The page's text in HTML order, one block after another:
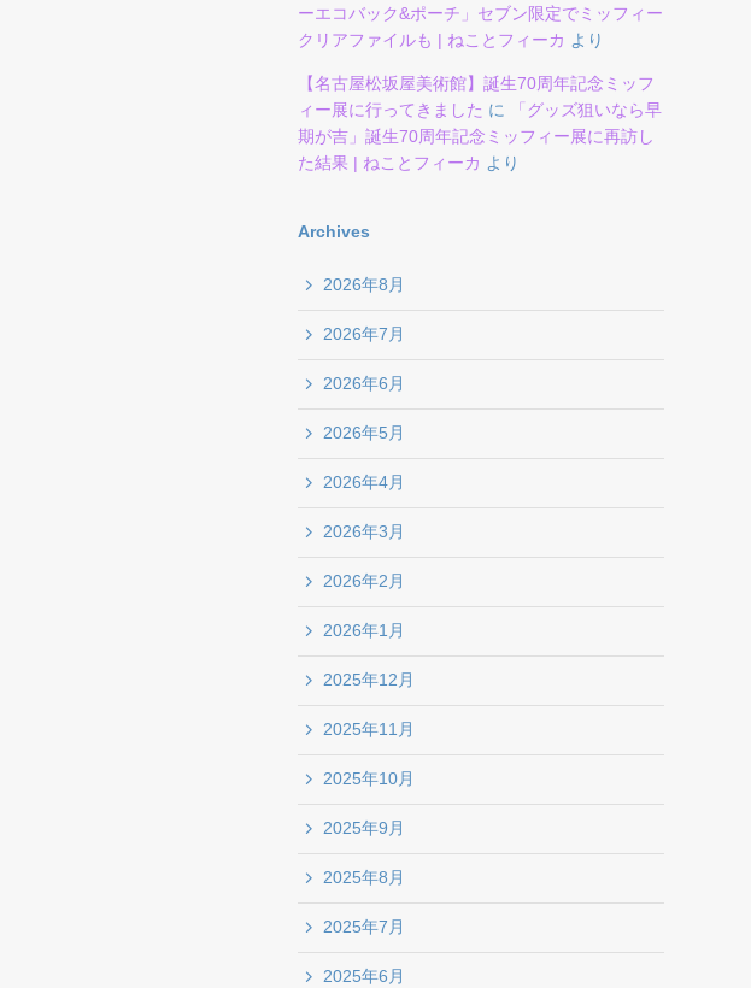
ーエコバック&ポーチ」セブン限定でミッフィー
クリアファイルも | ねことフィーカ より
【名古屋松坂屋美術館】誕生70周年記念ミッフ
ィー展に行ってきました に
「グッズ狙いなら早
期が吉」誕生70周年記念ミッフィー展に再訪し
た結果 | ねことフィーカ より
Archives
2026年8月
2026年7月
2026年6月
2026年5月
2026年4月
2026年3月
2026年2月
2026年1月
2025年12月
2025年11月
2025年10月
2025年9月
2025年8月
2025年7月
2025年6月